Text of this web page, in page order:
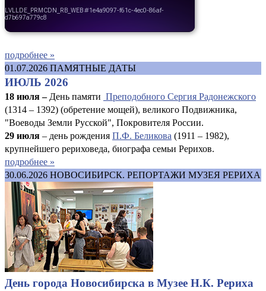
подробнее »
01.07.2026 ПАМЯТНЫЕ ДАТЫ
ИЮЛЬ 2026
18 июля – День памяти Преподобного Сергия Радонежского
(1314 – 1392) (обретение мощей), великого Подвижника,
"Воеводы Земли Русской", Покровителя России.
29 июля – день рождения П.Ф. Беликова (1911 – 1982),
крупнейшего рериховеда, биографа семьи Рерихов.
подробнее »
30.06.2026 НОВОСИБИРСК. РЕПОРТАЖИ МУЗЕЯ РЕРИХА
День города Новосибирска в Музее Н.К. Рериха